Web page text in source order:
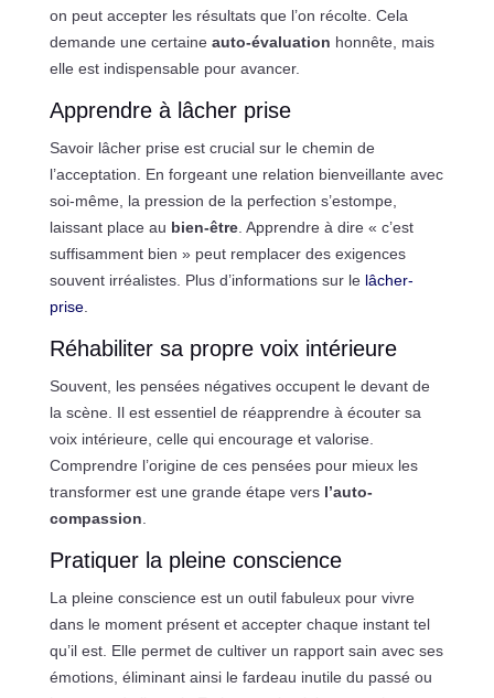
on peut accepter les résultats que l’on récolte. Cela
demande une certaine auto-évaluation honnête, mais
elle est indispensable pour avancer.
Apprendre à lâcher prise
Savoir lâcher prise est crucial sur le chemin de
l’acceptation. En forgeant une relation bienveillante avec
soi-même, la pression de la perfection s’estompe,
laissant place au bien-être. Apprendre à dire « c’est
suffisamment bien » peut remplacer des exigences
souvent irréalistes. Plus d’informations sur le lâcher-
prise.
Réhabiliter sa propre voix intérieure
Souvent, les pensées négatives occupent le devant de
la scène. Il est essentiel de réapprendre à écouter sa
voix intérieure, celle qui encourage et valorise.
Comprendre l’origine de ces pensées pour mieux les
transformer est une grande étape vers l’auto-
compassion.
Pratiquer la pleine conscience
La pleine conscience est un outil fabuleux pour vivre
dans le moment présent et accepter chaque instant tel
qu’il est. Elle permet de cultiver un rapport sain avec ses
émotions, éliminant ainsi le fardeau inutile du passé ou